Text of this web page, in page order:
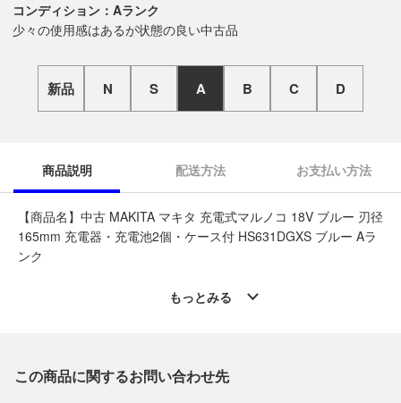
コンディション：Aランク
少々の使用感はあるが状態の良い中古品
新品 N S A B C D
商品説明 配送方法 お支払い方法
【商品名】中古 MAKITA マキタ 充電式マルノコ 18V ブルー 刃径
165mm 充電器・充電池2個・ケース付 HS631DGXS ブルー Aラ
ンク
◆こちらの商品は「なんでもリサイクルビッグバン工具館 八戸
出品店舗にお電話にてお問い合わせください。
もっとみる
この商品に関するお問い合わせ先